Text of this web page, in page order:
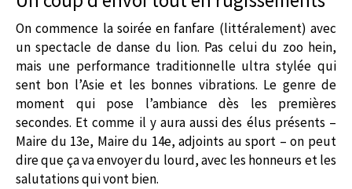
On commence la soirée en fanfare (littéralement) avec
un spectacle de danse du lion. Pas celui du zoo hein,
mais une performance traditionnelle ultra stylée qui
sent bon l’Asie et les bonnes vibrations. Le genre de
moment qui pose l’ambiance dès les premières
secondes. Et comme il y aura aussi des élus présents –
Maire du 13e, Maire du 14e, adjoints au sport – on peut
dire que ça va envoyer du lourd, avec les honneurs et les
salutations qui vont bien.